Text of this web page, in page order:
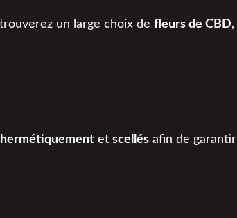
un large choix de fleurs de CBD,
et scellés afin de garantir